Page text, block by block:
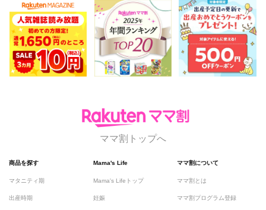
ママ割トップへ
商品を探す
マタニティ期
出産時期
Mama's Life
Mama's Lifeトップ
妊娠
ママ割について
ママ割とは
ママ割プログラム登録